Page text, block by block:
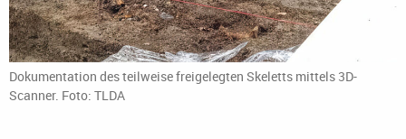
Dokumentation des teilweise freigelegten Skeletts mittels 3D-
Scanner. Foto: TLDA